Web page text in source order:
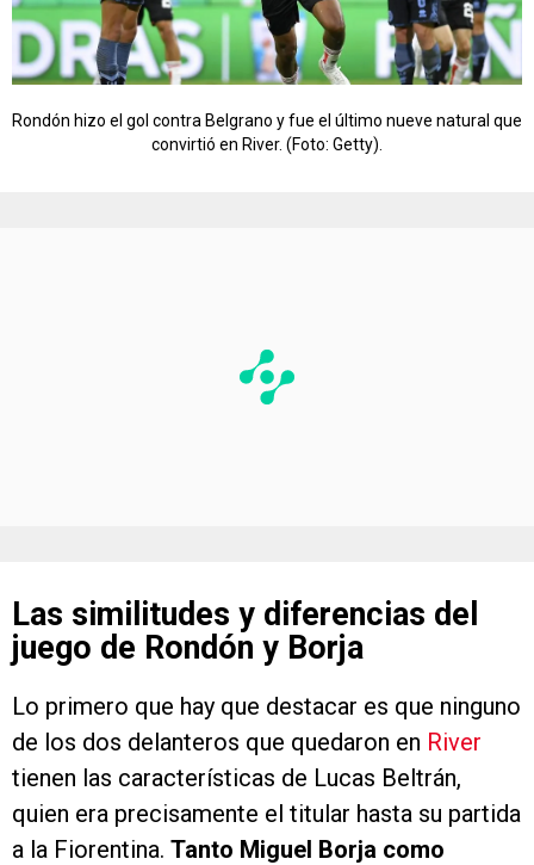
Rondón hizo el gol contra Belgrano y fue el último nueve natural que
convirtió en River. (Foto: Getty).
Las similitudes y diferencias del
juego de Rondón y Borja
Lo primero que hay que destacar es que ninguno
de los dos delanteros que quedaron en River
tienen las características de Lucas Beltrán,
quien era precisamente el titular hasta su partida
a la Fiorentina. Tanto Miguel Borja como